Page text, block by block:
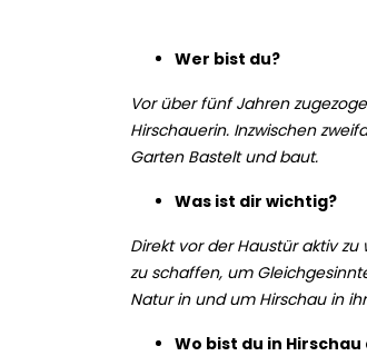
Wer bist du?
Vor über fünf Jahren
Hirschauerin. Inzwischen
Garten Bastelt und baut.
Was ist dir wichtig?
Direkt vor der Haustür aktiv
zu schaffen, um
Natur in und um Hirschau in
Wo bist du in